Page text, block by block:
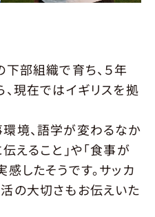
部組織で育ち、５年
現在ではイギリスを拠
境、語学が変わるなか
えること」や「食事が
したそうです。サッカ
の大切さもお伝えいた